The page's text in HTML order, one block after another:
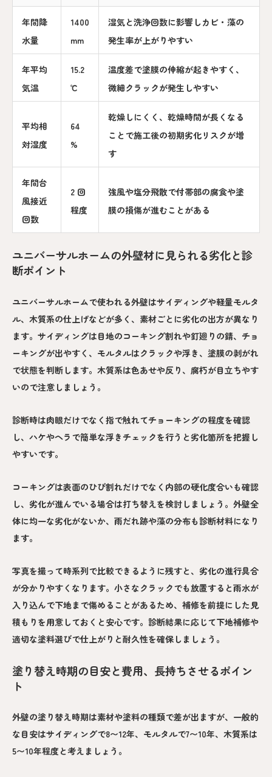
年間降
水量
1400
mm
湿気と洗浄回数に影響しカビ・藻の
発生率が上がりやすい
年平均
気温
15.2
℃
温度差で塗膜の伸縮が起きやすく、
微細クラックが発生しやすい
平均相
対湿度
64
%
乾燥しにくく、乾燥時間が長くなる
ことで施工後の初期劣化リスクが増
す
年間台
風接近
回数
2 回
程度
強風や塩分飛散で付帯部の腐食や塗
膜の損傷が進むことがある
ユニバーサルホームの外壁材に見られる劣化と診
断ポイント
ユニバーサルホームで使われる外壁はサイディングや軽量モルタ
ル、木質系の仕上げなどが多く、素材ごとに劣化の出方が異なり
ます。サイディングは目地のコーキング割れや釘廻りの錆、チョ
ーキングが出やすく、モルタルはクラックや浮き、塗膜の剥がれ
で状態を判断します。木質系は色あせや反り、腐朽が目立ちやす
いので注意しましょう。
診断時は肉眼だけでなく指で触れてチョーキングの程度を確認
し、ハケやヘラで簡単な浮きチェックを行うと劣化箇所を把握し
やすいです。
コーキングは表面のひび割れだけでなく内部の硬化度合いも確認
し、劣化が進んでいる場合は打ち替えを検討しましょう。外壁全
体に均一な劣化がないか、雨だれ跡や藻の分布も診断材料になり
ます。
写真を撮って時系列で比較できるように残すと、劣化の進行具合
が分かりやすくなります。小さなクラックでも放置すると雨水が
入り込んで下地まで傷めることがあるため、補修を前提にした見
積もりを用意しておくと安心です。診断結果に応じて下地補修や
適切な塗料選びで仕上がりと耐久性を確保しましょう。
塗り替え時期の目安と費用、長持ちさせるポイン
ト
外壁の塗り替え時期は素材や塗料の種類で差が出ますが、一般的
な目安はサイディングで8〜12年、モルタルで7〜10年、木質系は
5〜10年程度と考えましょう。